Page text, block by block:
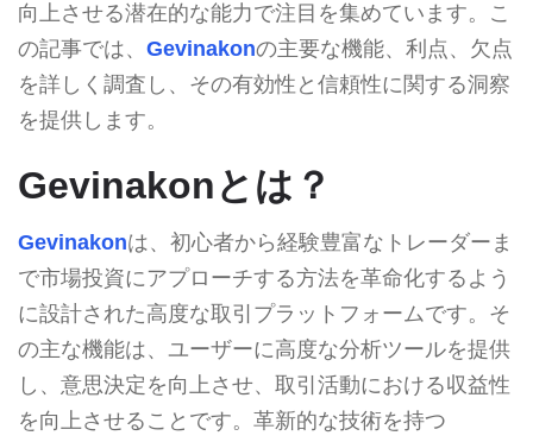
向上させる潜在的な能力で注目を集めています。こ
の記事では、 Gevinakonの主要な機能、利点、欠点
を詳しく調査し、その有効性と信頼性に関する洞察
を提供します。
Gevinakonとは？
Gevinakonは、初心者から経験豊富なトレーダーま
で市場投資にアプローチする方法を革命化するよう
に設計された高度な取引プラットフォームです。そ
の主な機能は、ユーザーに高度な分析ツールを提供
し、意思決定を向上させ、取引活動における収益性
を向上させることです。革新的な技術を持つ